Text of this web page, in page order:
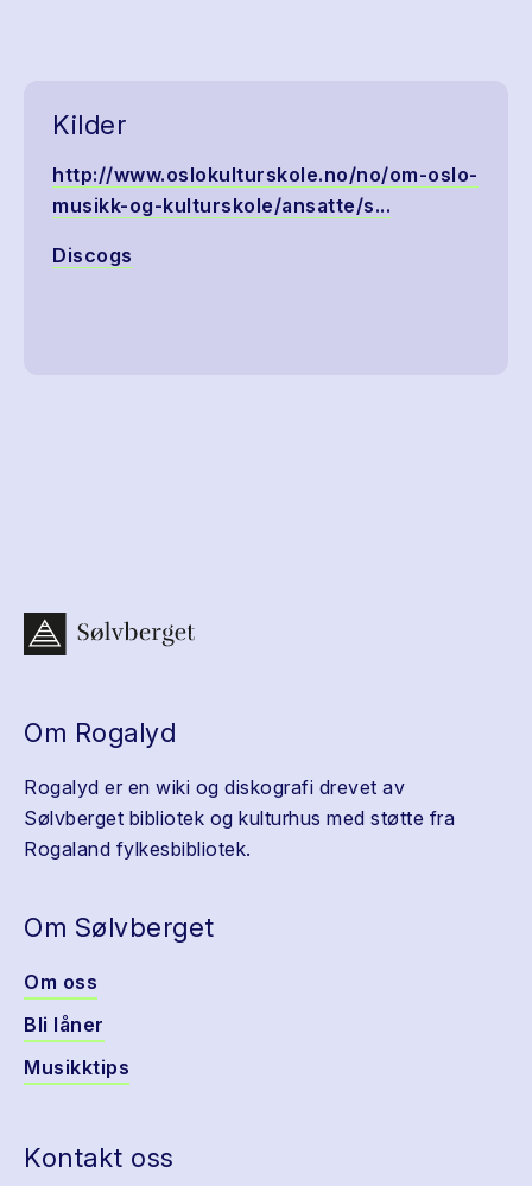
Kilder
http://www.oslokulturskole.no/no/om-oslo-
musikk-og-kulturskole/ansatte/s...
Discogs
Om Rogalyd
Rogalyd er en wiki og diskografi drevet av
Sølvberget bibliotek og kulturhus med støtte fra
Rogaland fylkesbibliotek.
Om Sølvberget
Om oss
Bli låner
Musikktips
Kontakt oss